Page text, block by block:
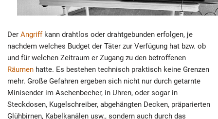
Der Angriffkann drahtlos oder drahtgebunden erfolgen, je
nachdem welches Budget der Täter zur Verfügung hat bzw. ob
und für welchen Zeitraum er Zugang zu den betroffenen
Räumen hatte. Es bestehen technisch praktisch keine Grenzen
mehr. Große Gefahren ergeben sich nicht nur durch getarnte
Minisender im Aschenbecher, in Uhren, oder sogar in
Steckdosen, Kugelschreiber, abgehängten Decken, präparierten
Glühbirnen, Kabelkanälen usw., sondern auch durch das